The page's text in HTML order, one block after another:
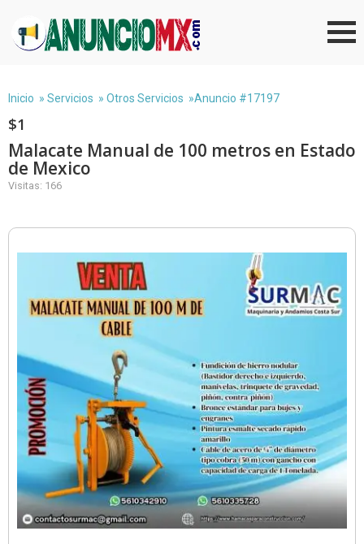
Inicio » Servicios » Otros Servicios »Anuncio #17197
$1
Malacate Manual de 100 metros en Estado
de Mexico
Visitas: 166